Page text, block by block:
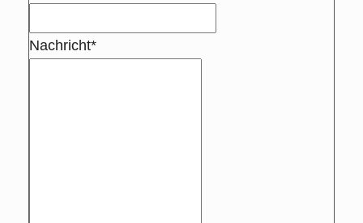
Nachricht*